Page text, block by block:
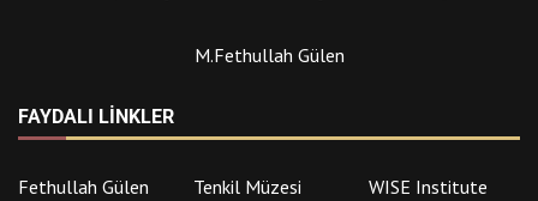
M.Fethullah Gülen
FAYDALI LINKLER
Fethullah Gülen Tenkil Müzesi
WISE Institute